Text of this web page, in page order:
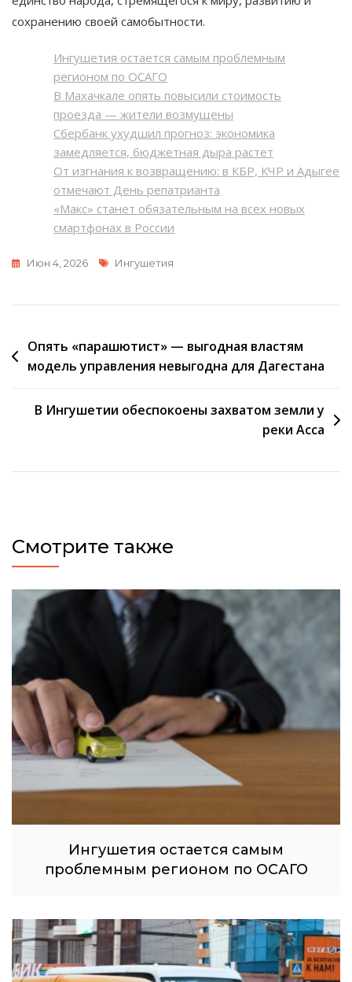
сохранению своей самобытности.
Ингушетия остается самым проблемным
регионом по ОСАГО
В Махачкале опять повысили стоимость
проезда — жители возмущены
Сбербанк ухудшил прогноз: экономика
замедляется, бюджетная дыра растет
От изгнания к возвращению: в КБР, КЧР и Адыгее
отмечают День репатрианта
«Макс» станет обязательным на всех новых
смартфонах в России
Июн 4, 2026 Метки
Ингушетия
Навигация
по
Опять «парашютист» — выгодная властям
модель управления невыгодна для Дагестана
В Ингушетии обеспокоены захватом земли у
реки Асса
Смотрите также
Ингушетия остается самым
проблемным регионом по ОСАГО